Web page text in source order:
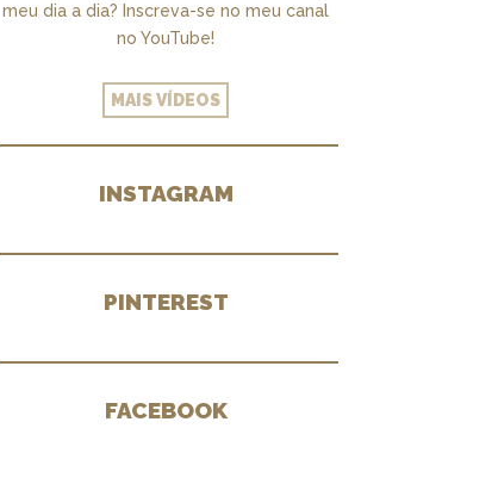
meu dia a dia? Inscreva-se no meu canal
no YouTube!
MAIS VÍDEOS
INSTAGRAM
PINTEREST
FACEBOOK